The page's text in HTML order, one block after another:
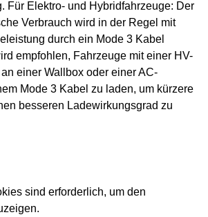
Für Elektro- und Hybridfahrzeuge: Der
Verbrauch wird in der Regel mit
durch ein Mode 3 Kabel
empfohlen, Fahrzeuge mit einer HV-
einer Wallbox oder einer AC-
Mode 3 Kabel zu laden, um kürzere
besseren Ladewirkungsgrad zu
sind erforderlich, um den